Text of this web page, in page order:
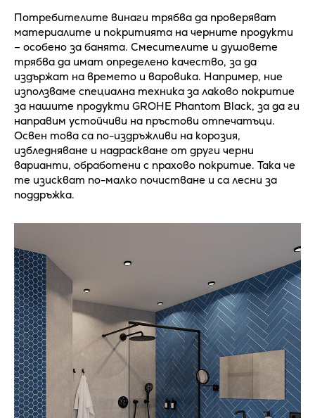
Потребителите винаги трябва да проверяват
материалите и покритията на черните продукти
– особено за банята. Смесителите и душовете
трябва да имат определено качество, за да
издържат на времето и варовика. Например, ние
използваме специална техника за лаково покритие
за нашите продукти GROHE Phantom Black, за да ги
направим устойчиви на пръстови отпечатъци.
Освен това са по-издръжливи на корозия,
избледняване и надраскване от други черни
варианти, обработени с прахово покритие. Така че
те изискват по-малко почистване и са лесни за
поддръжка.